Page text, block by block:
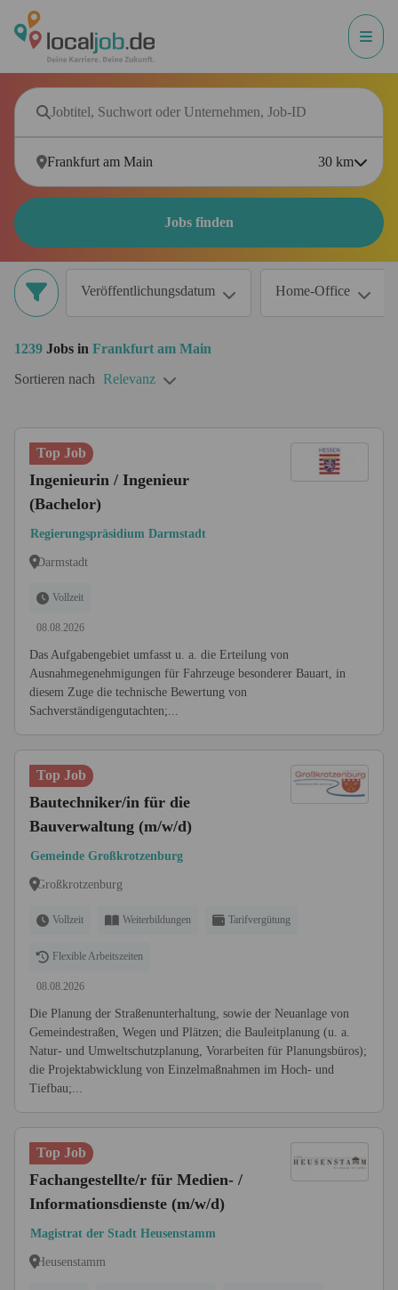
30 km
Jobs finden
Veröffentlichungsdatum Home-Office
1239 Jobs in Frankfurt am Main
Sortieren nach Relevanz
Top Job
Ingenieurin / Ingenieur
(Bachelor)
Regierungspräsidium Darmstadt
Darmstadt
Vollzeit
08.08.2026
Das Aufgabengebiet umfasst u. a. die Erteilung von
Ausnahmegenehmigungen für Fahrzeuge besonderer Bauart, in
diesem Zuge die technische Bewertung von
Sachverständigengutachten;...
Top Job
Bautechniker/in für die
Bauverwaltung (m/w/d)
Gemeinde Großkrotzenburg
Großkrotzenburg
Vollzeit Weiterbildungen Tarifvergütung
Flexible Arbeitszeiten
08.08.2026
Die Planung der Straßenunterhaltung, sowie der Neuanlage von
Gemeindestraßen, Wegen und Plätzen; die Bauleitplanung (u. a.
Natur- und Umweltschutzplanung, Vorarbeiten für Planungsbüros);
die Projektabwicklung von Einzelmaßnahmen im Hoch- und
Tiefbau;...
Top Job
Fachangestellte/r für Medien- /
Informationsdienste (m/w/d)
Magistrat der Stadt Heusenstamm
Heusenstamm